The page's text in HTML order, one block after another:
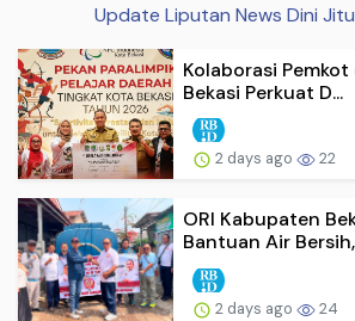
Update Liputan News Dini
Kolaborasi
Bekasi Perkuat D...
2 days ago 22
ORI Kabupaten
Bantuan Air Bersih,
2 days ago 24